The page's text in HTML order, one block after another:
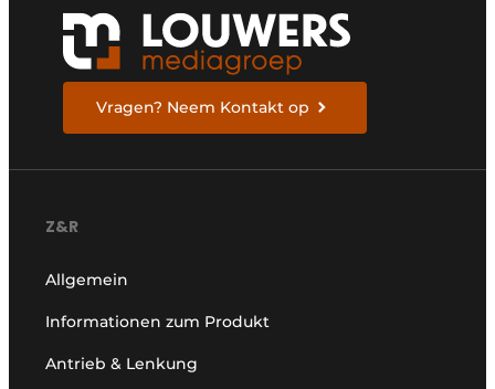
Vragen? Neem Kontakt op
Z&R
Allgemein
Informationen zum Produkt
Antrieb & Lenkung